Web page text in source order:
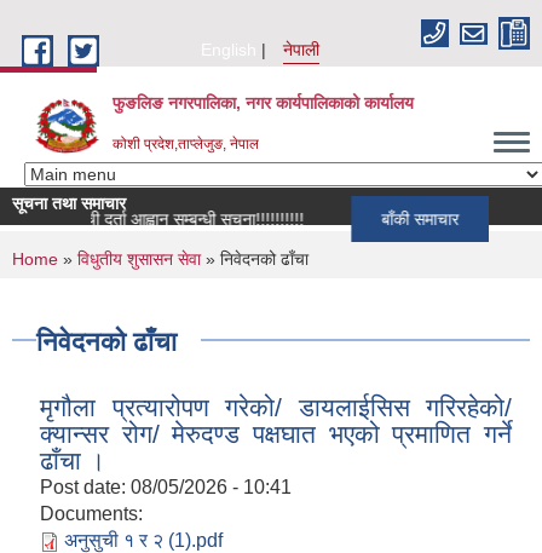
English
नेपाली
फुङलिङ नगरपालिका, नगर कार्यपालिकाको कार्यालय
कोशी प्रदेश,ताप्लेजुङ, नेपाल
सूचना तथा समाचार
सूची दर्ता आह्वान सम्बन्धी सूचना!!!!!!!!!!
बाँकी समाचार
You are here
Home » विधुतीय शुसासन सेवा» निवेदनको ढाँचा
निवेदनको ढाँचा
मृगौला प्रत्यारोपण गरेको/ डायलाईसिस गरिरहेको/
क्यान्सर रोग/ मेरुदण्ड पक्षघात भएको प्रमाणित गर्ने
ढाँचा ।
Post date: 08/05/2026 - 10:41
Documents:
अनुसुची १ र २ (1).pdf